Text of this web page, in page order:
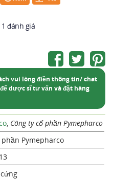
1 đánh giá
vui lòng điền thông tin/ chat
dược sĩ tư vấn và đặt hàng
, Công ty cổ phần Pymepharco
phần Pymepharco